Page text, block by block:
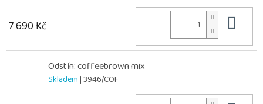
7 690 Kč
Odstín: coffeebrown mix
Skladem| 3946/COF